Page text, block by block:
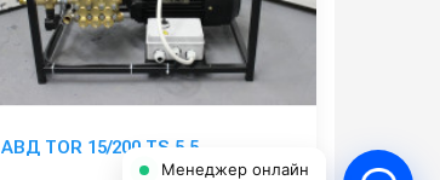
АВД TOR 15/200 TS 5.5
Менеджер онлайн